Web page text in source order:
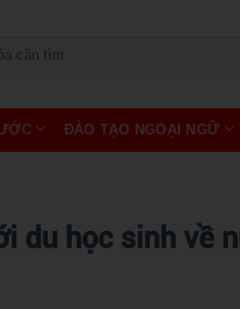
ĐÀO TẠO NGOẠI NGỮ
du học sinh về